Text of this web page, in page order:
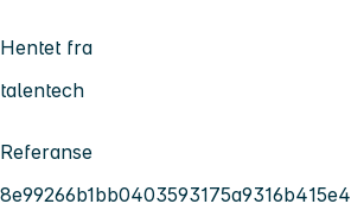
Hentet fra
talentech
Referanse
8e99266b1bb0403593175a9316b415e4